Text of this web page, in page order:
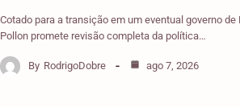
Cotado para a transição em um eventual governo
Pollon promete revisão completa da política…
By RodrigoDobre ago 7, 2026